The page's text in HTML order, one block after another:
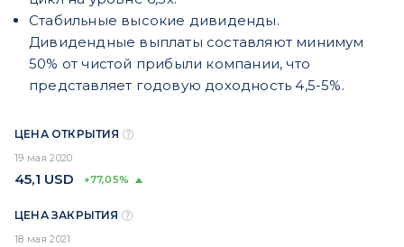
Стабильные высокие дивиденды.
Дивидендные выплаты составляют минимум
50% от чистой прибыли компании, что
представляет годовую доходность 4,5-5%.
ЦЕНА ОТКРЫТИЯ
19 мая 2020
45,1 USD +77,05%
ЦЕНА ЗАКРЫТИЯ
18 мая 2021